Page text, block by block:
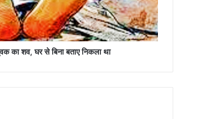
का शव, घर से बिना बताए निकला था